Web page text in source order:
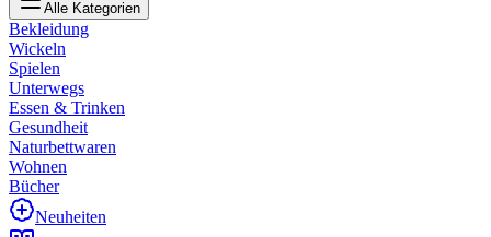
Alle Kategorien
Bekleidung
Wickeln
Spielen
Unterwegs
Essen & Trinken
Gesundheit
Naturbettwaren
Wohnen
Bücher
Neuheiten